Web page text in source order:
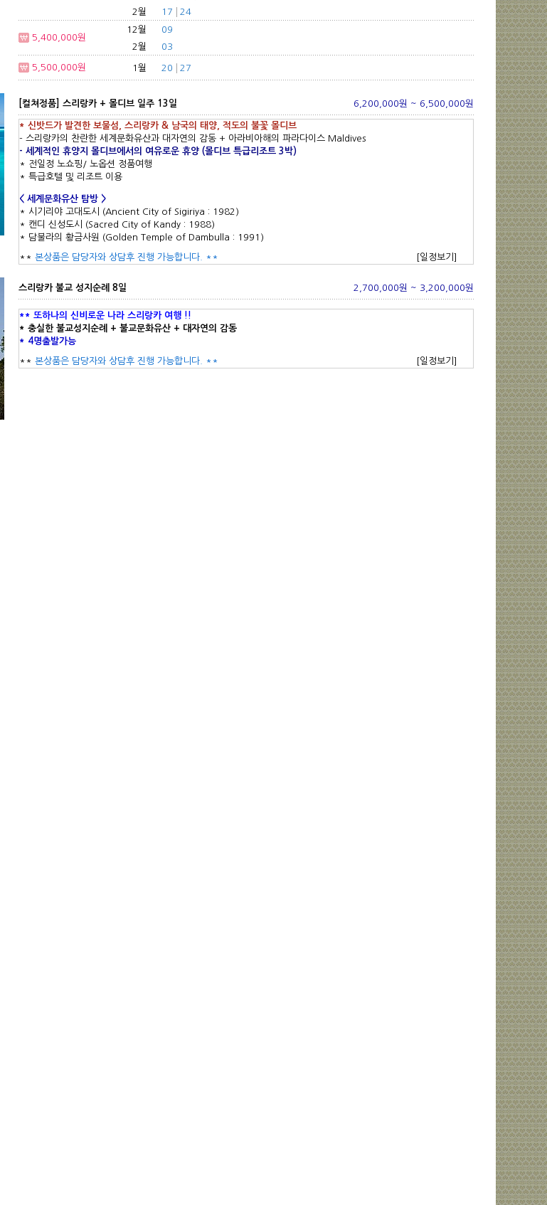
2월
17 24
5,400,000원
12월
09
2월
03
5,500,000원 1월 20 27
[컬쳐정품] 스리랑카 + 몰디브 일주 13일 6,200,000원 ~ 6,500,000원
* 신밧드가 발견한 보물섬, 스리랑카 & 남국의 태양, 적도의 불꽃 몰디브
- 스리랑카의 찬란한 세계문화유산과 대자연의 감동 + 아라비아해의 파라다이스 Maldives
- 세계적인 휴양지 몰디브에서의 여유로운 휴양 (몰디브 특급리조트 3박)
* 전일정 노쇼핑/ 노옵션 정품여행
* 특급호텔 및 리조트 이용
< 세계문화유산 탐방 >
* 시기리야 고대도시 (Ancient City of Sigiriya : 1982)
* 캔디 신성도시 (Sacred City of Kandy : 1988)
* 담불라의 황금사원 (Golden Temple of Dambulla : 1991)
** 본상품은 담당자와 상담후 진행 가능합니다. ** [일정보기]
스리랑카 불교 성지순례 8일 2,700,000원 ~ 3,200,000원
** 또하나의 신비로운 나라 스리랑카 여행 !!
* 충실한 불교성지순례 + 불교문화유산 + 대자연의 감동
* 4명출발가능
** 본상품은 담당자와 상담후 진행 가능합니다. ** [일정보기]